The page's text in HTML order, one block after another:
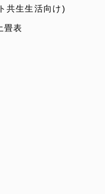
共生生活向け)
畳表